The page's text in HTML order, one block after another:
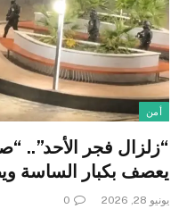
أمن
“زلزال فجر الأحد”..
يعصف بكبار الساسة
يونيو 28, 2026 0